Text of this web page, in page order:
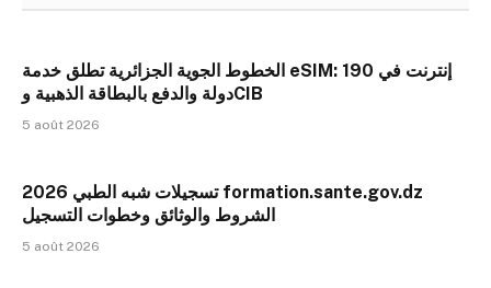
الخطوط الجوية الجزائرية تطلق خدمة eSIM: إنترنت في 190
دولة والدفع بالبطاقة الذهبية وCIB
5 août 2026
تسجيلات شبه الطبي 2026 formation.sante.gov.dz
الشروط والوثائق وخطوات التسجيل
5 août 2026